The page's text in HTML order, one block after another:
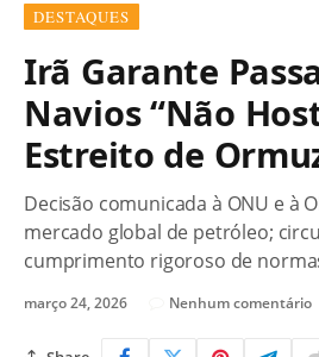
DESTAQUES
Irã Garante
Navios “Não
Estreito de
Decisão comunicada à ONU e à
mercado global de petróleo;
cumprimento rigoroso de
março 24, 2026 Nenhum comentário